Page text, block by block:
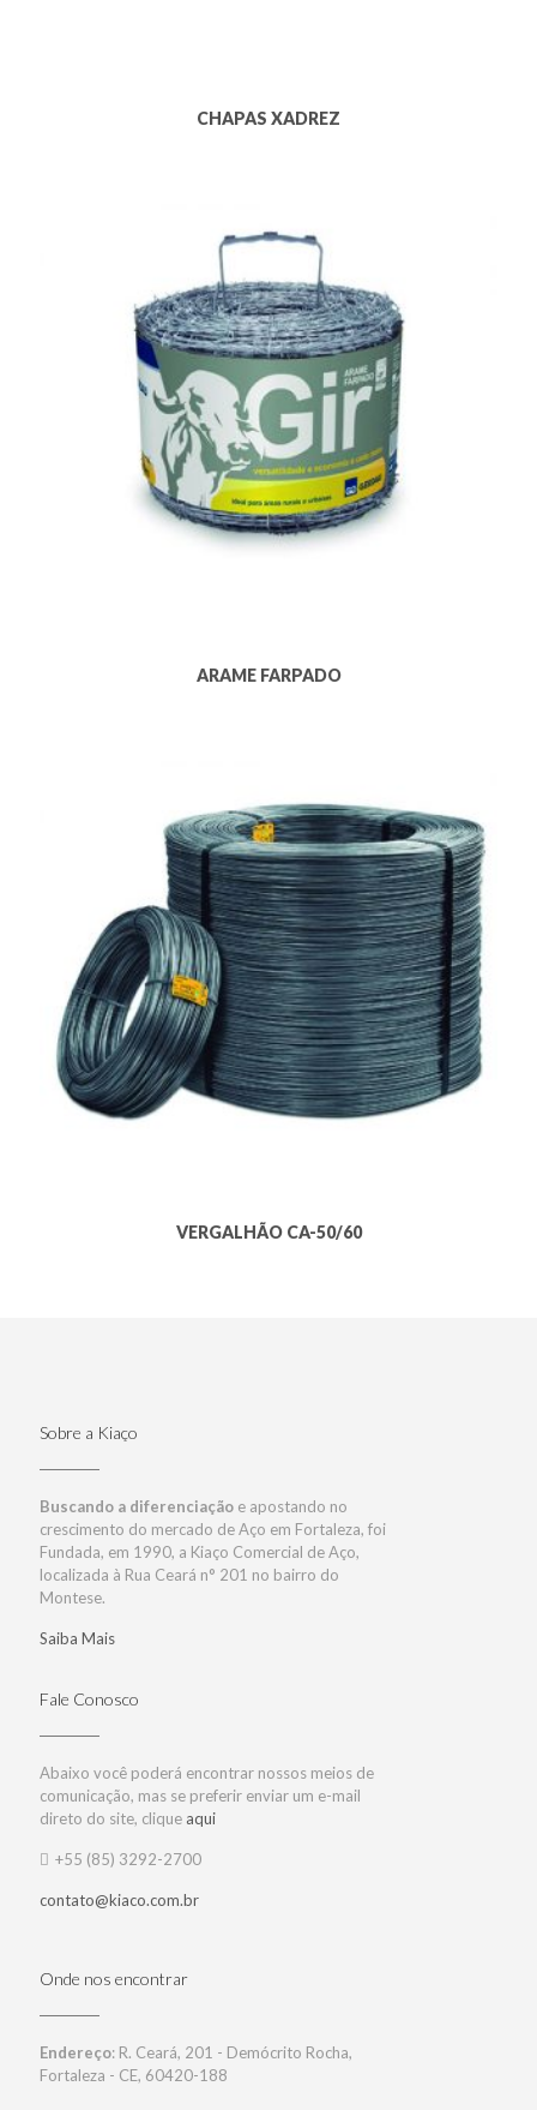
CHAPAS XADREZ
ARAME FARPADO
VERGALHÃO CA-50/60
Sobre a Kiaço
Buscando a diferenciação e apostando no
crescimento do mercado de Aço em Fortaleza, foi
Fundada, em 1990, a Kiaço Comercial de Aço,
localizada à Rua Ceará n° 201 no bairro do
Montese.
Saiba Mais
Fale Conosco
Abaixo você poderá encontrar nossos meios de
comunicação, mas se preferir enviar um e-mail
direto do site, clique aqui
+55 (85) 3292-2700
contato@kiaco.com.br
Onde nos encontrar
Endereço: R. Ceará, 201 - Demócrito Rocha,
Fortaleza - CE, 60420-188